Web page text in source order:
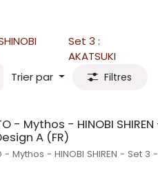
Set 3 :
AKATSUKI
Trier par
Filtres
- Mythos - HINOBI
A (FR)
- Mythos - HINOBI SHIREN - Set